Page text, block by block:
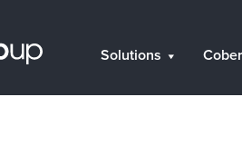
Solutions